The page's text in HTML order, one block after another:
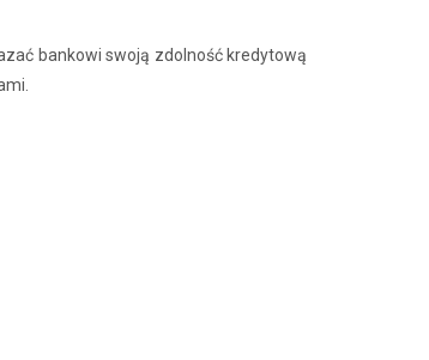
bankowi swoją zdolność kredytową